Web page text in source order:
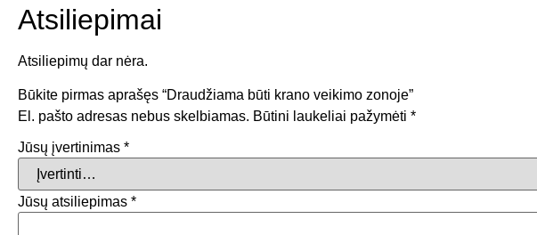
Atsiliepimai
Atsiliepimų dar nėra.
Būkite pirmas aprašęs “Draudžiama būti krano veikimo zonoje”
El. pašto adresas nebus skelbiamas. Būtini laukeliai pažymėti *
Jūsų įvertinimas *
Jūsų atsiliepimas *